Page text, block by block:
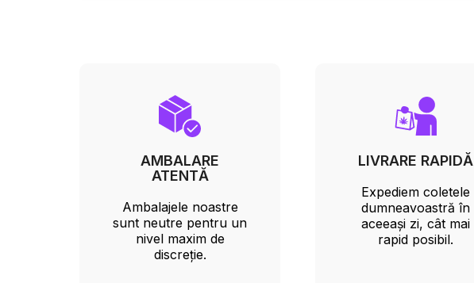
AMBALARE
ATENTĂ
Ambalajele noastre
sunt neutre pentru un
nivel maxim de
discreție.
LIVRARE RAPIDĂ
Expediem coletele
dumneavoastră în
aceeași zi, cât mai
rapid posibil.